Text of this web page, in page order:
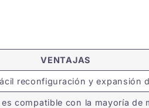
VENTAJAS
reconfiguración y expansión
compatible con la mayoría de